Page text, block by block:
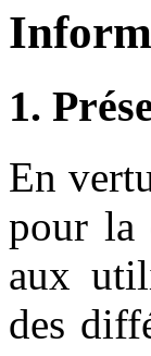
1.
En
pour la
aux
des